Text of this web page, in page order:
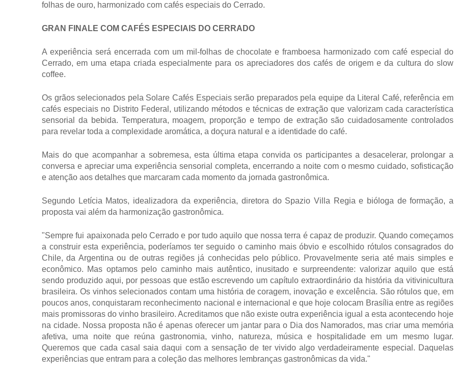
folhas de ouro, harmonizado com cafés especiais do Cerrado.
GRAN FINALE COM CAFÉS ESPECIAIS DO CERRADO
A experiência será encerrada com um mil-folhas de chocolate e framboesa harmonizado com café especial do
Cerrado, em uma etapa criada especialmente para os apreciadores dos cafés de origem e da cultura do slow
coffee.
Os grãos selecionados pela Solare Cafés Especiais serão preparados pela equipe da Literal Café, referência em
cafés especiais no Distrito Federal, utilizando métodos e técnicas de extração que valorizam cada característica
sensorial da bebida. Temperatura, moagem, proporção e tempo de extração são cuidadosamente controlados
para revelar toda a complexidade aromática, a doçura natural e a identidade do café.
Mais do que acompanhar a sobremesa, esta última etapa convida os participantes a desacelerar, prolongar a
conversa e apreciar uma experiência sensorial completa, encerrando a noite com o mesmo cuidado, sofisticação
e atenção aos detalhes que marcaram cada momento da jornada gastronômica.
Segundo Letícia Matos, idealizadora da experiência, diretora do Spazio Villa Regia e bióloga de formação, a
proposta vai além da harmonização gastronômica.
"Sempre fui apaixonada pelo Cerrado e por tudo aquilo que nossa terra é capaz de produzir. Quando começamos
a construir esta experiência, poderíamos ter seguido o caminho mais óbvio e escolhido rótulos consagrados do
Chile, da Argentina ou de outras regiões já conhecidas pelo público. Provavelmente seria até mais simples e
econômico. Mas optamos pelo caminho mais autêntico, inusitado e surpreendente: valorizar aquilo que está
sendo produzido aqui, por pessoas que estão escrevendo um capítulo extraordinário da história da vitivinicultura
brasileira. Os vinhos selecionados contam uma história de coragem, inovação e excelência. São rótulos que, em
poucos anos, conquistaram reconhecimento nacional e internacional e que hoje colocam Brasília entre as regiões
mais promissoras do vinho brasileiro. Acreditamos que não existe outra experiência igual a esta acontecendo hoje
na cidade. Nossa proposta não é apenas oferecer um jantar para o Dia dos Namorados, mas criar uma memória
afetiva, uma noite que reúna gastronomia, vinho, natureza, música e hospitalidade em um mesmo lugar.
Queremos que cada casal saia daqui com a sensação de ter vivido algo verdadeiramente especial. Daquelas
experiências que entram para a coleção das melhores lembranças gastronômicas da vida."